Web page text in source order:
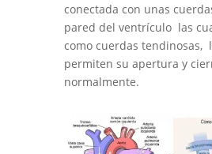
conectada con unas
pared del ventrículo las
como cuerdas tendinosas,
permiten su apertura y
normalmente.